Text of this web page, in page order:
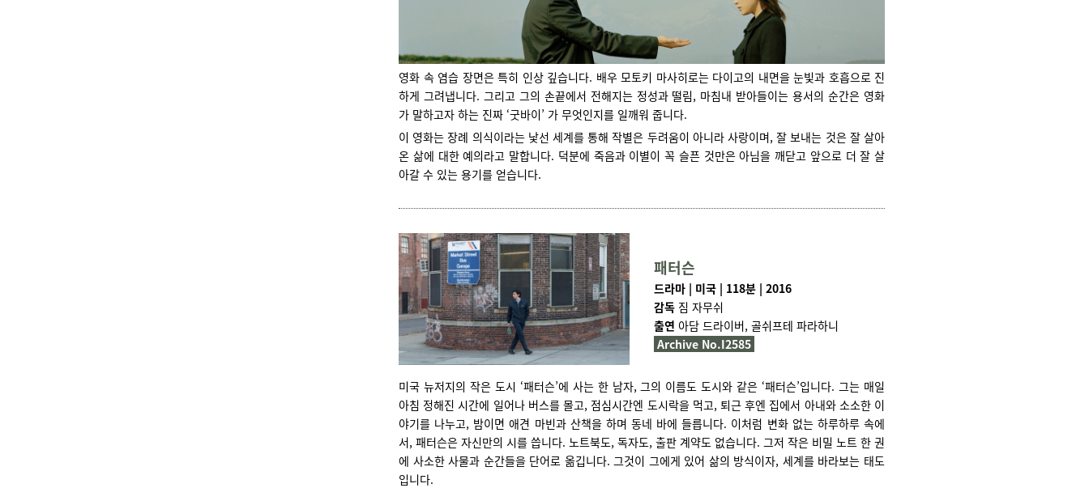
영화 속 염습 장면은 특히 인상 깊습니다. 배우 모토키 마사히로는 다이고의 내면을 눈빛과 호흡으로 진
하게 그려냅니다. 그리고 그의 손끝에서 전해지는 정성과 떨림, 마침내 받아들이는 용서의 순간은 영화
가 말하고자 하는 진짜 ‘굿바이’ 가 무엇인지를 일깨워 줍니다.
이 영화는 장례 의식이라는 낯선 세계를 통해 작별은 두려움이 아니라 사랑이며, 잘 보내는 것은 잘 살아
온 삶에 대한 예의라고 말합니다. 덕분에 죽음과 이별이 꼭 슬픈 것만은 아님을 깨닫고 앞으로 더 잘 살
아갈 수 있는 용기를 얻습니다.
패터슨
드라마 | 미국 | 118분 | 2016
감독 짐 자무쉬
출연 아담 드라이버, 골쉬프테 파라하니
Archive No.I2585
미국 뉴저지의 작은 도시 ‘패터슨’에 사는 한 남자, 그의 이름도 도시와 같은 ‘패터슨’입니다. 그는 매일
아침 정해진 시간에 일어나 버스를 몰고, 점심시간엔 도시락을 먹고, 퇴근 후엔 집에서 아내와 소소한 이
야기를 나누고, 밤이면 애견 마빈과 산책을 하며 동네 바에 들릅니다. 이처럼 변화 없는 하루하루 속에
서, 패터슨은 자신만의 시를 씁니다. 노트북도, 독자도, 출판 계약도 없습니다. 그저 작은 비밀 노트 한 권
에 사소한 사물과 순간들을 단어로 옮깁니다. 그것이 그에게 있어 삶의 방식이자, 세계를 바라보는 태도
입니다.